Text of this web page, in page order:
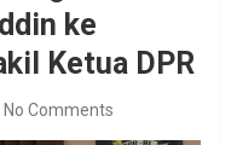
ke
Ketua DPR
No Comments